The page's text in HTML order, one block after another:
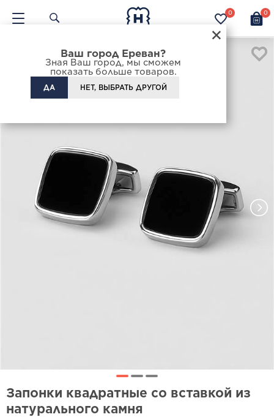
×
Ваш город Ереван?
Зная Ваш город, мы сможем
показать больше товаров.
ДА НЕТ, ВЫБРАТЬ ДРУГОЙ
0 0
Запонки квадратные со вставкой из
натурального камня